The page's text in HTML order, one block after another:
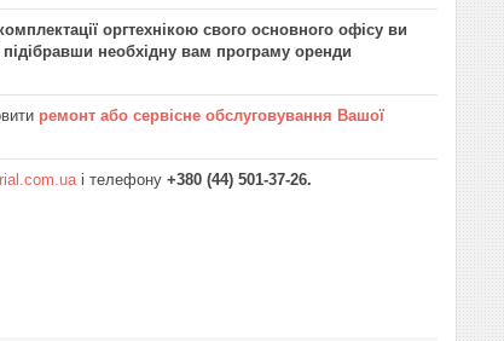
оргтехнікою свого основного офісу ви
необхідну вам програму оренди
ремонт або сервісне обслуговування Вашої
і телефону +380 (44) 501-37-26.